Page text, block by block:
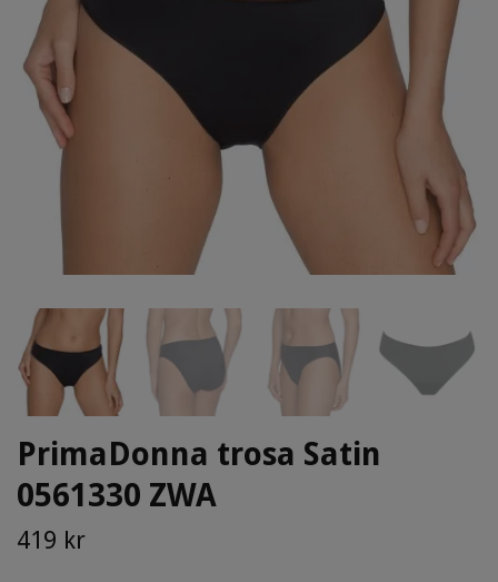
PrimaDonna trosa Satin
0561330 ZWA
419 kr